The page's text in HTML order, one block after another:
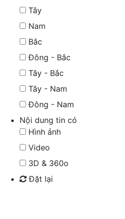
Tây
Nam
Bắc
Đông - Bắc
Tây - Bắc
Tây - Nam
Đông - Nam
Nội dung tin có
Hình ảnh
Video
3D & 360o
Đặt lại